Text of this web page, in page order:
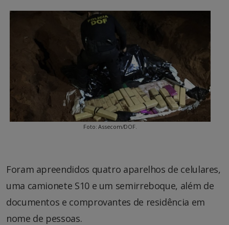
Foto: Assecom/DOF.
Foram apreendidos quatro aparelhos de celulares,
uma camionete S10 e um semirreboque, além de
documentos e comprovantes de residência em
nome de pessoas.